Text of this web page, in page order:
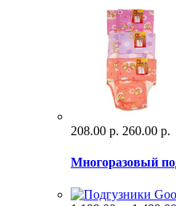
208.00 р. 260.00 р.
Многоразовый